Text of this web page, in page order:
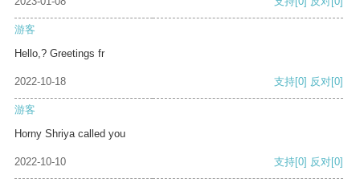
游客
Hello,? Greetings fr
2022-10-18 支持[0] 反对[0]
游客
Horny Shriya called you
2022-10-10 支持[0] 反对[0]